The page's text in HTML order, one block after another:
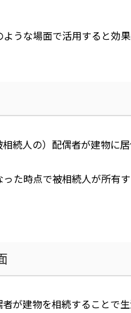
うな場面で活用すると効
続人の）配偶者が建物に居
た時点で被相続人が所有
が建物を相続することで